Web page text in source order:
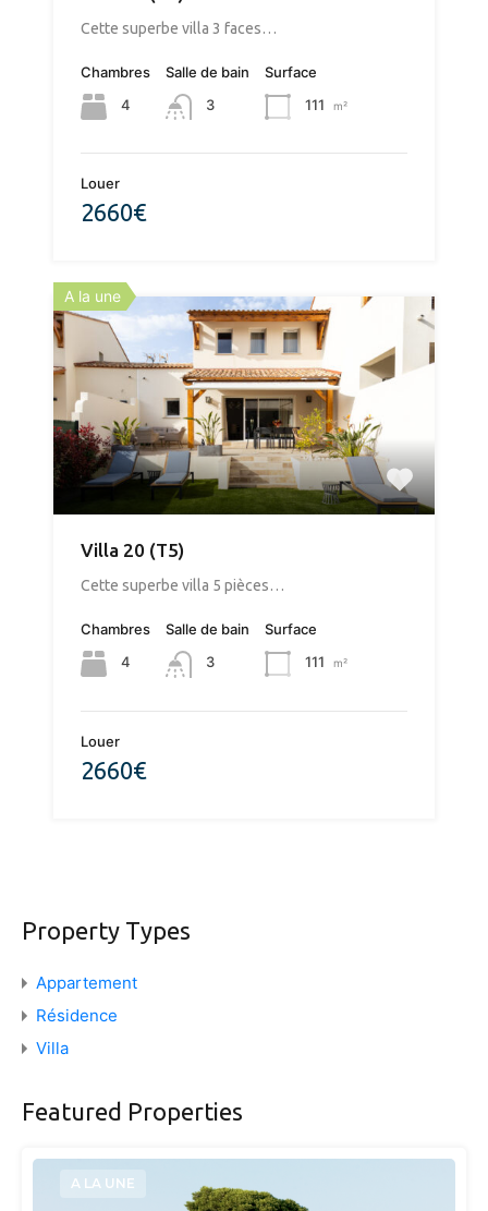
​Cette superbe villa 3 faces…
Chambres
4
Salle de bain
3
Surface
111
m²
Louer
2660€
A la une
Villa 20 (T5)
​Cette superbe villa 5 pièces…
Chambres
4
Salle de bain
3
Surface
111
m²
Louer
2660€
Property Types
Appartement
Résidence
Villa
Featured Properties
A LA UNE